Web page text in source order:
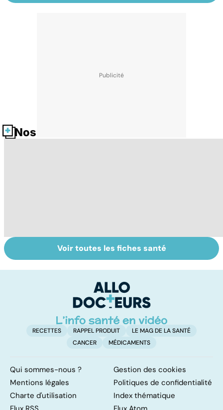
Nos fiches santé
Donner son corps
à la science
La greffe, du
prélèvement à la
Voir toutes les fiches santé
RECETTES RAPPEL PRODUIT
LE MAG DE LA SANTÉ
CANCER
MÉDICAMENTS
Qui sommes-nous ?
Gestion des cookies
Mentions légales
Politiques de confidentialité
Charte d'utilisation
Index thématique